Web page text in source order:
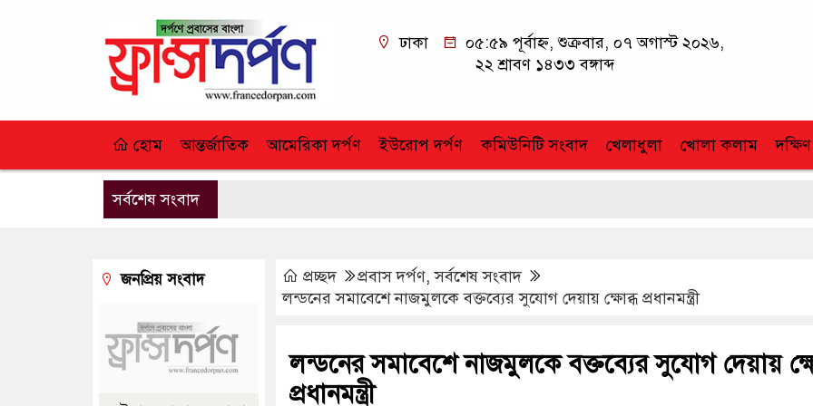
ঢাকা
০৫:৫৯ পূর্বাহ্ন, শুক্রবার, ০৭ অগাস্ট ২০২৬,
২২ শ্রাবণ ১৪৩৩ বঙ্গাব্দ
হোম আন্তর্জাতিক আমেরিকা দর্পণ ইউরোপ দর্পণ কমিউনিটি সংবাদ খেলাধুলা খোলা কলাম
সর্বশেষ সংবাদ
প্রচ্ছদ প্রবাস দর্পণ,সর্বশেষ সংবাদ
লন্ডনের সমাবেশে নাজমুলকে বক্তব্যের সুযোগ দেয়ায় ক্ষোব্ধ প্রধানমন্ত্রী
লন্ডনের সমাবেশে নাজমুলকে বক্তব্যের সুযোগ দেয়ায়
প্রধানমন্ত্রী
জনপ্রিয় সংবাদ